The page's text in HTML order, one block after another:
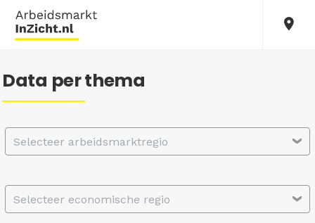
Data per thema
Selecteer arbeidsmarktregio
Selecteer economische regio